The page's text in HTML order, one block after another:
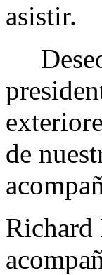
asistir.
Deseo
de
Richard